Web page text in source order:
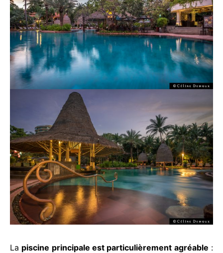
La piscine principale est particulièrement agréable :